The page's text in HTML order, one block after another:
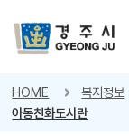
HOME 복지정보
아동친화도시란